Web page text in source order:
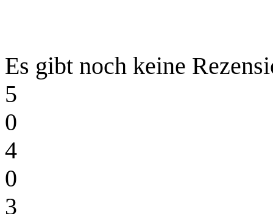
Es gibt noch keine
5
0
4
0
3